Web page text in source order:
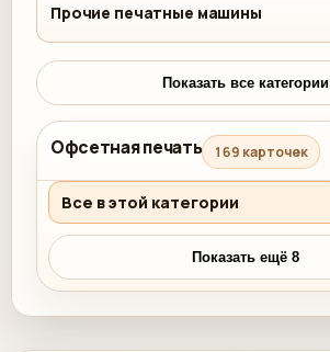
Прочие печатные машины
Показать все категории
Офсетная печать 169 карточек
Все в этой категории
Показать ещё 8